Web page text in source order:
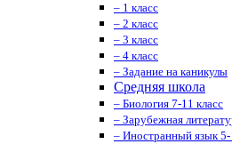
– 1 класс
– 2 класс
– 3 класс
– 4 класс
– Задание на каникулы
Средняя школа
– Биология 7-11 класс
– Зарубежная
– Иностранный язык 5-